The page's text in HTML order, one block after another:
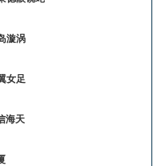
漩涡
女足
海天